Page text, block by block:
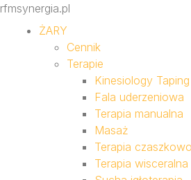
rfmsynergia.pl
ŻARY
Cennik
Terapie
Kinesiology Taping
Fala uderzeniowa
Terapia manualna
Masaż
Terapia
Terapia wisceralna